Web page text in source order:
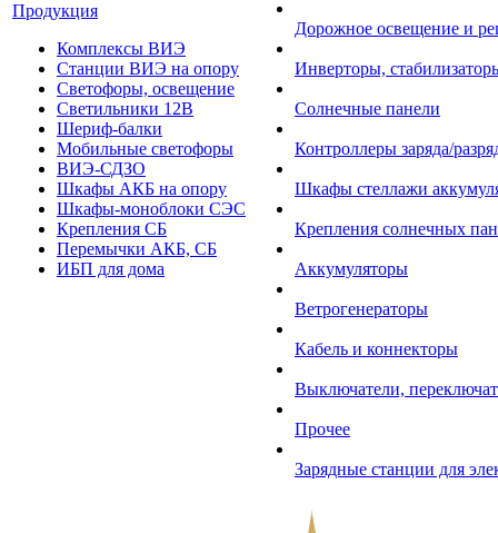
Продукция
Комплексы ВИЭ
Станции ВИЭ на опору
Светофоры, освещение
Светильники 12В
Шериф-балки
Мобильные светофоры
ВИЭ-СДЗО
Шкафы АКБ на опору
Шкафы-моноблоки СЭС
Крепления СБ
Перемычки АКБ, СБ
ИБП для дома
Дорожное освещение и
Инверторы,
Солнечные панели
Контроллеры заряда/
Шкафы стеллажи
Крепления солнечных
Аккумуляторы
Ветрогенераторы
Кабель и коннекторы
Выключатели,
Прочее
Зарядные станции для